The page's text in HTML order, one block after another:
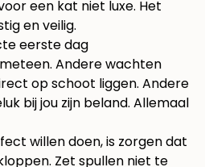
een kat niet luxe. Het
en veilig.
eerste dag
Andere wachten
op schoot liggen. Andere
bij jou zijn beland. Allemaal
willen doen, is zorgen dat
Zet spullen niet te